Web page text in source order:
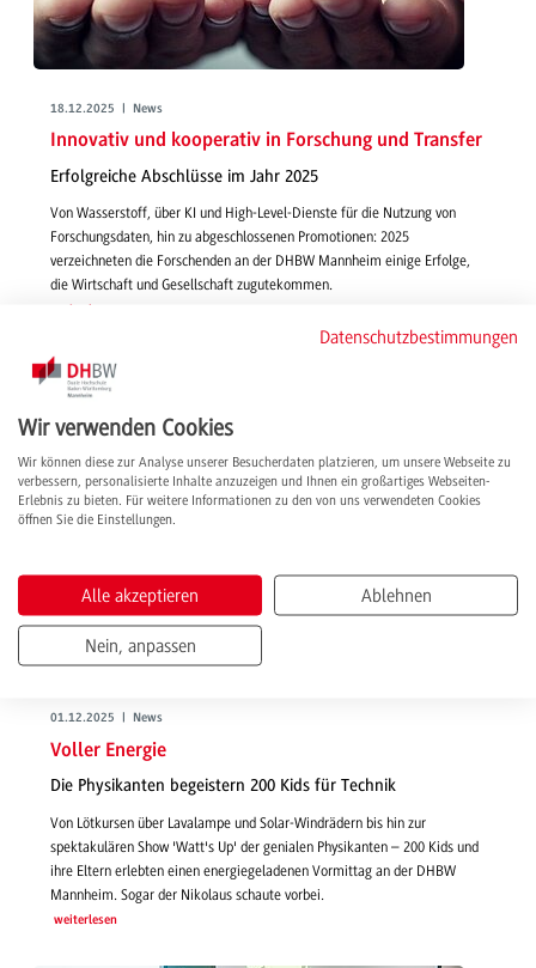
18.12.2025 | News
Innovativ und kooperativ in Forschung und Transfer
Erfolgreiche Abschlüsse im Jahr 2025
Von Wasserstoff, über KI und High-Level-Dienste für die Nutzung von
Forschungsdaten, hin zu abgeschlossenen Promotionen: 2025
verzeichneten die Forschenden an der DHBW Mannheim einige Erfolge,
die Wirtschaft und Gesellschaft zugutekommen.
01.12.2025 | News
Voller Energie
Die Physikanten begeistern 200 Kids für Technik
Von Lötkursen über Lavalampe und Solar-Windrädern bis hin zur
spektakulären Show 'Watt's Up' der genialen Physikanten – 200 Kids und
ihre Eltern erlebten einen energiegeladenen Vormittag an der DHBW
Mannheim. Sogar der Nikolaus schaute vorbei.
weiterlesen
Datenschutzbestimmungen
Wir verwenden Cookies
Wir können diese zur Analyse unserer Besucherdaten platzieren, um unsere Webseite zu
verbessern, personalisierte Inhalte anzuzeigen und Ihnen ein großartiges Webseiten-
Erlebnis zu bieten. Für weitere Informationen zu den von uns verwendeten Cookies
öffnen Sie die Einstellungen.
Alle akzeptieren Ablehnen
Nein, anpassen